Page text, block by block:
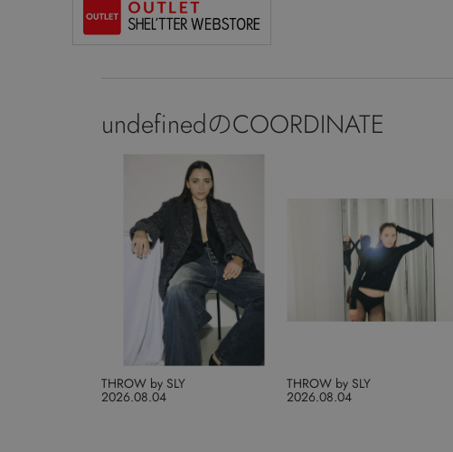
undefinedのCOORDINATE
2026.08.04
THROW by SLY
2026.08.04
THROW by SLY